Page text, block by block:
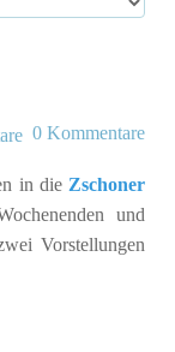
0 Kommentare
in die Zschoner
und
Vorstellungen